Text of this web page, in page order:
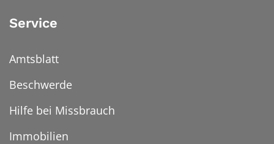
Service
Amtsblatt
Beschwerde
Hilfe bei Missbrauch
Immobilien